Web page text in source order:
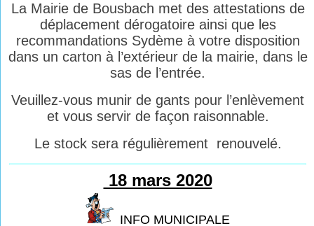
La Mairie de Bousbach met des attestations de
déplacement dérogatoire ainsi que les
recommandations Sydème à votre disposition
dans un carton à l’extérieur de la mairie, dans le
sas de l’entrée.
Veuillez-vous munir de gants pour l’enlèvement
et vous servir de façon raisonnable.
Le stock sera régulièrement renouvelé.
18 mars 2020
INFO MUNICIPALE